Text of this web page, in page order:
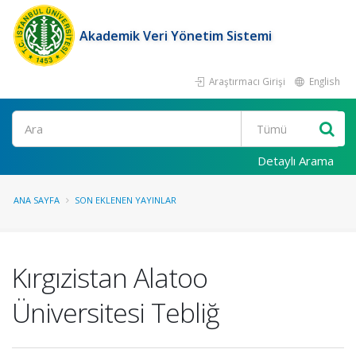
Akademik Veri Yönetim Sistemi
Araştırmacı Girişi English
Ara
Detaylı Arama
ANA SAYFA SON EKLENEN YAYINLAR
Kırgızistan Alatoo
Üniversitesi Tebliğ